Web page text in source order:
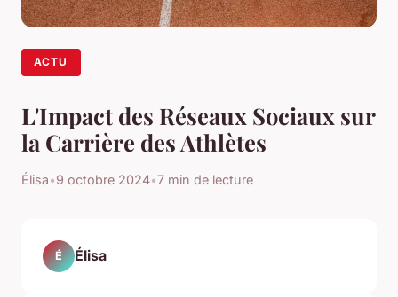
ACTU
L'Impact des Réseaux Sociaux sur
la Carrière des Athlètes
Élisa•9 octobre 2024•7 min de lecture
É Élisa